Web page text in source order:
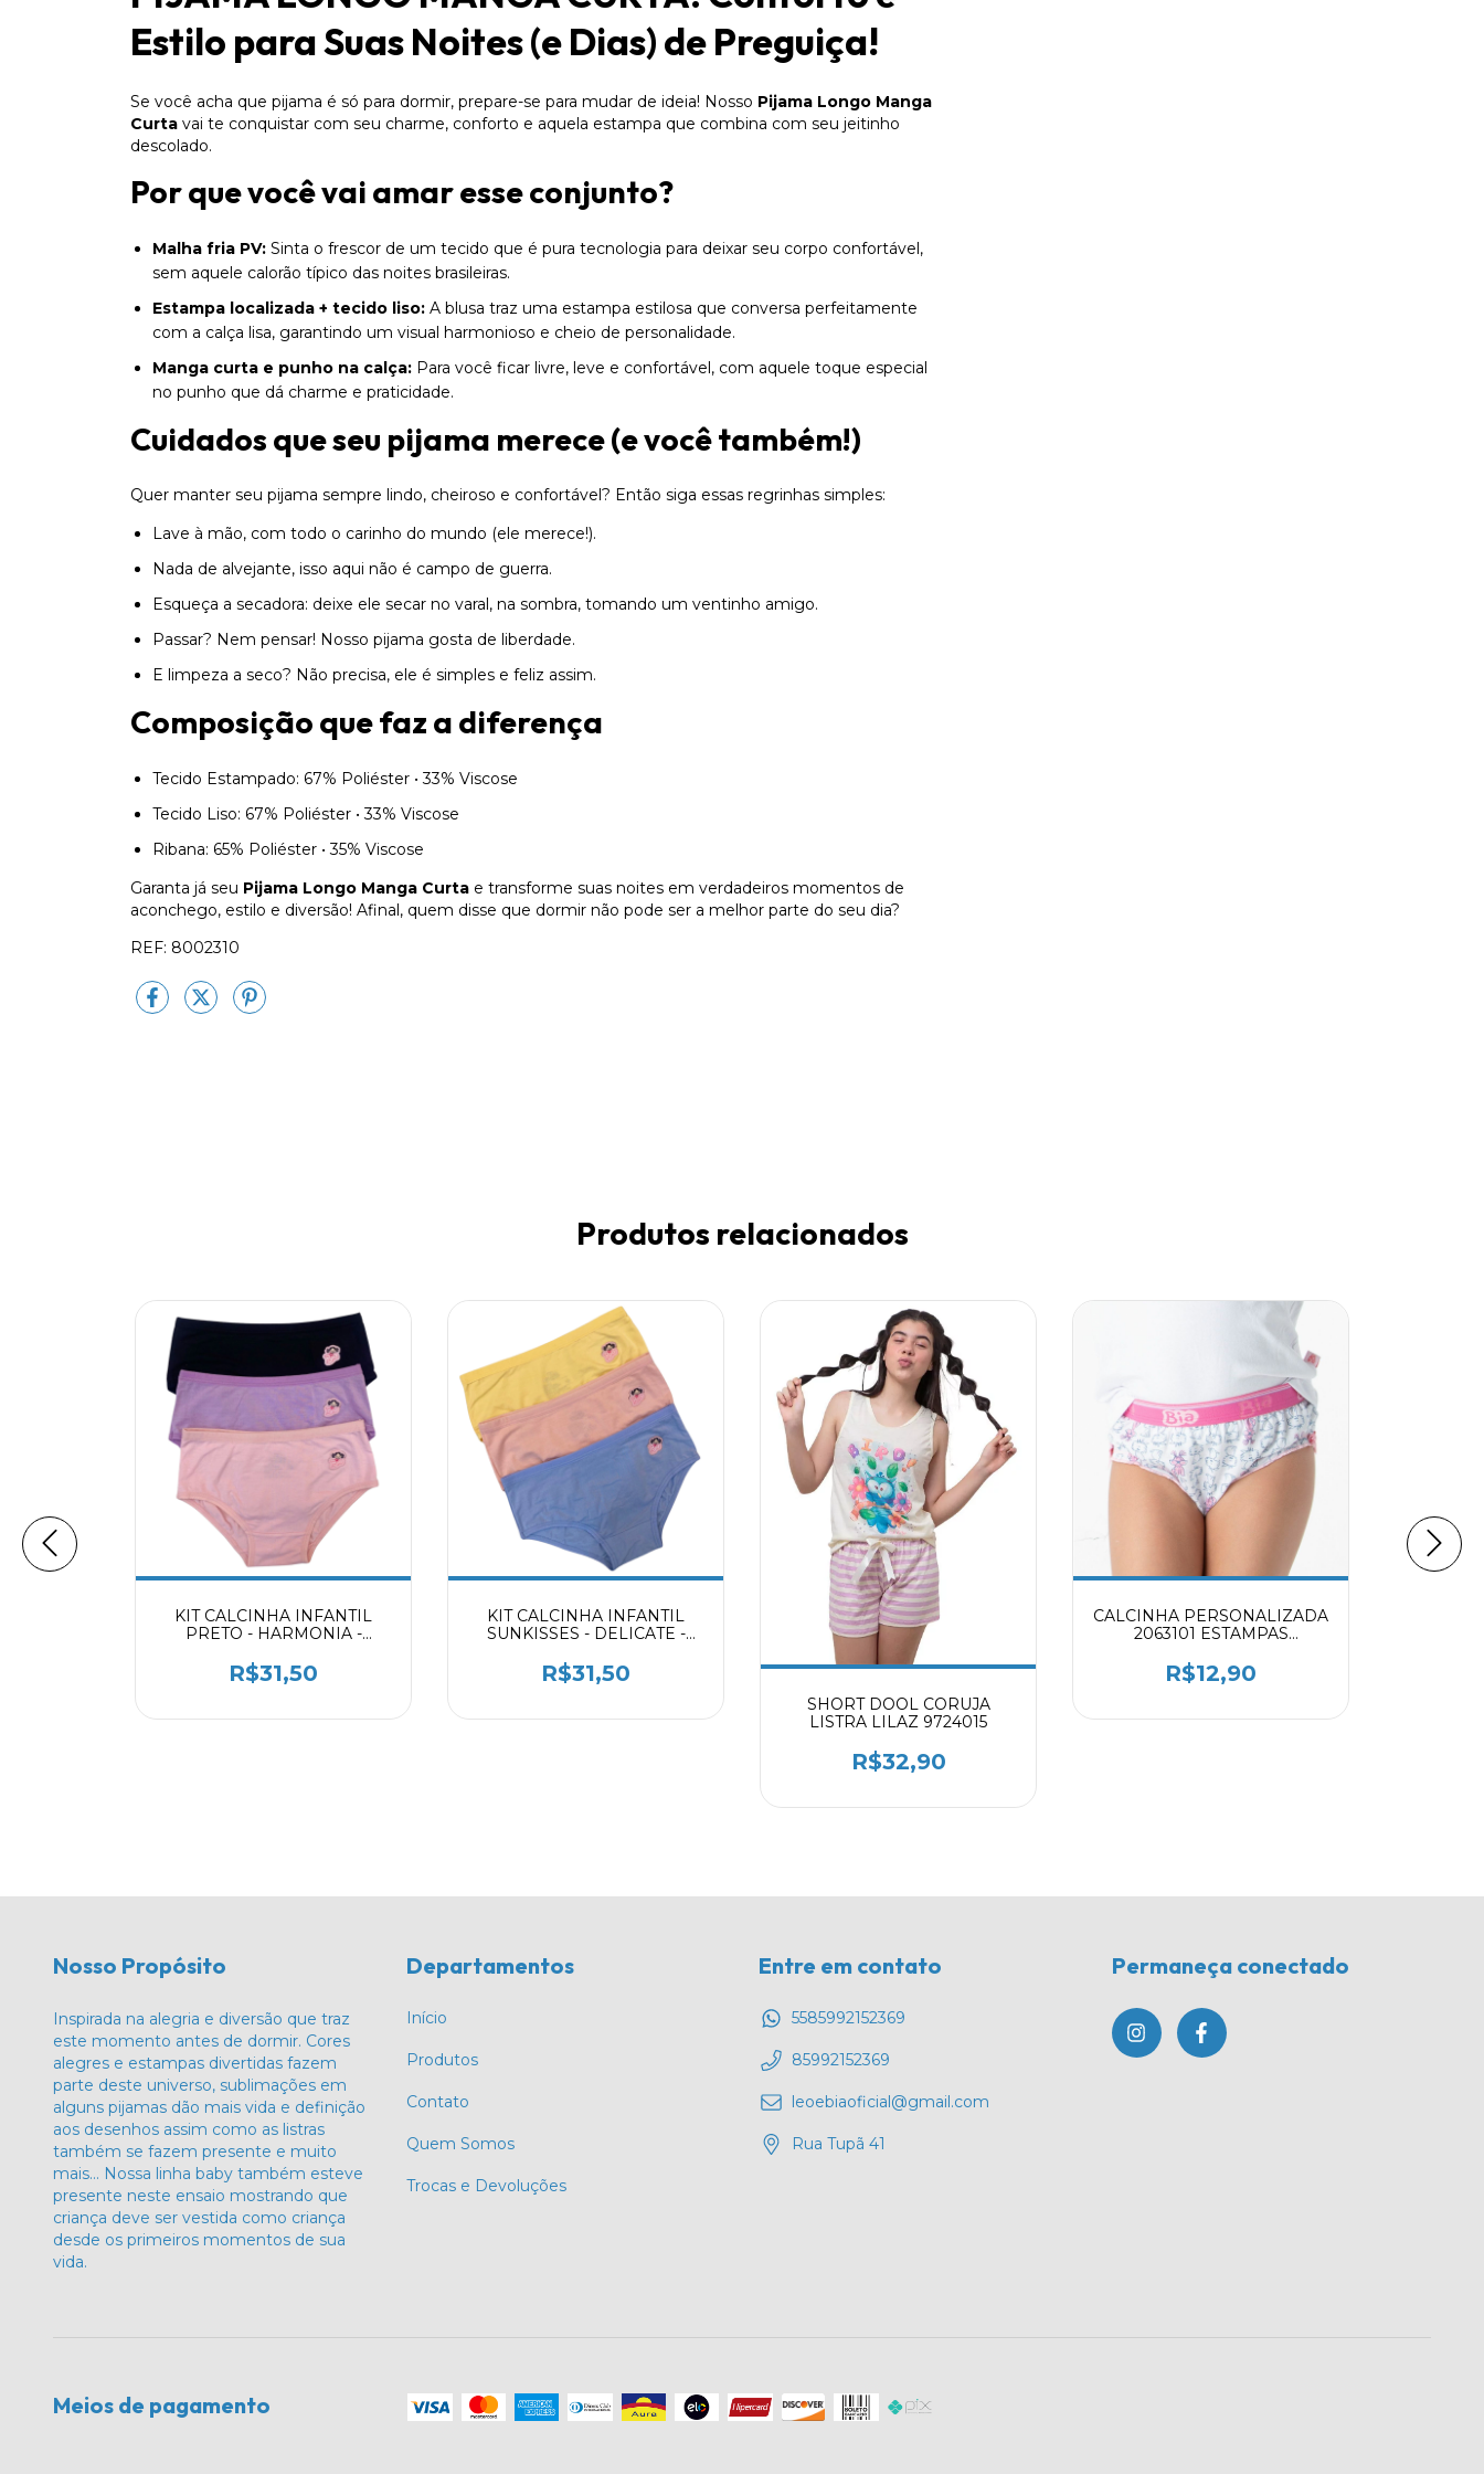
Estilo para Suas Noites (e Dias) de Preguiça!
Se você acha que pijama é só para dormir, prepare-se para mudar de ideia! Nosso Pijama Longo Manga
Curta vai te conquistar com seu charme, conforto e aquela estampa que combina com seu jeitinho
descolado.
Por que você vai amar esse conjunto?
Malha fria PV: Sinta o frescor de um tecido que é pura tecnologia para deixar seu corpo confortável,
sem aquele calorão típico das noites brasileiras.
Estampa localizada + tecido liso: A blusa traz uma estampa estilosa que conversa perfeitamente
com a calça lisa, garantindo um visual harmonioso e cheio de personalidade.
Manga curta e punho na calça: Para você ficar livre, leve e confortável, com aquele toque especial
no punho que dá charme e praticidade.
Cuidados que seu pijama merece (e você também!)
Quer manter seu pijama sempre lindo, cheiroso e confortável? Então siga essas regrinhas simples:
Lave à mão, com todo o carinho do mundo (ele merece!).
Nada de alvejante, isso aqui não é campo de guerra.
Esqueça a secadora: deixe ele secar no varal, na sombra, tomando um ventinho amigo.
Passar? Nem pensar! Nosso pijama gosta de liberdade.
E limpeza a seco? Não precisa, ele é simples e feliz assim.
Composição que faz a diferença
Tecido Estampado: 67% Poliéster • 33% Viscose
Tecido Liso: 67% Poliéster • 33% Viscose
Ribana: 65% Poliéster • 35% Viscose
Garanta já seu Pijama Longo Manga Curta e transforme suas noites em verdadeiros momentos de
aconchego, estilo e diversão! Afinal, quem disse que dormir não pode ser a melhor parte do seu dia?
REF: 8002310
Produtos relacionados
KIT CALCINHA INFANTIL
PRETO - HARMONIA -
R$31,50
KIT CALCINHA INFANTIL
SUNKISSES - DELICATE -
R$31,50
SHORT DOOL CORUJA
LISTRA LILAZ 9724015
R$32,90
CALCINHA PERSONALIZADA
2063101 ESTAMPAS
R$12,90
Nosso Propósito
Inspirada na alegria e diversão que traz
este momento antes de dormir. Cores
alegres e estampas divertidas fazem
parte deste universo, sublimações em
alguns pijamas dão mais vida e definição
aos desenhos assim como as listras
também se fazem presente e muito
mais… Nossa linha baby também esteve
presente neste ensaio mostrando que
criança deve ser vestida como criança
desde os primeiros momentos de sua
vida.
Departamentos
Início
Produtos
Contato
Quem Somos
Trocas e Devoluções
Entre em contato
5585992152369
85992152369
leoebiaoficial@gmail.com
Rua Tupã 41
Permaneça conectado
Meios de pagamento